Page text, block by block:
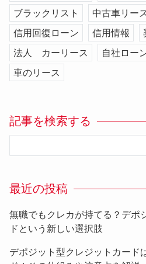
ブラックリスト
中古車リー
信用回復ローン
信用情報
法人 カーリース
自社ロー
車のリース
記事を検索する
最近の投稿
無職でもクレカが持てる？デポ
ドという新しい選択肢
デポジット型クレジットカード